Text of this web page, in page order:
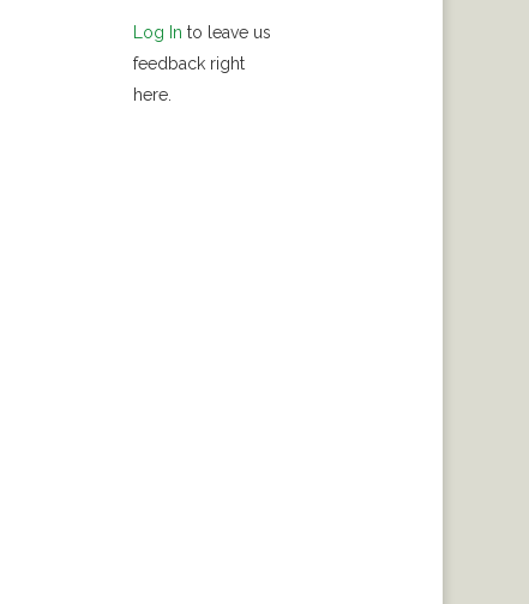
Log In to leave us
feedback right
here.